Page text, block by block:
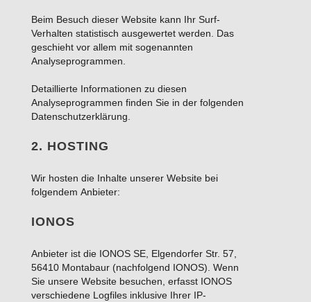
Beim Besuch dieser Website kann Ihr Surf-
Verhalten statistisch ausgewertet werden. Das
geschieht vor allem mit sogenannten
Analyseprogrammen.
Detaillierte Informationen zu diesen
Analyseprogrammen finden Sie in der folgenden
Datenschutzerklärung.
2. HOSTING
Wir hosten die Inhalte unserer Website bei
folgendem Anbieter:
IONOS
Anbieter ist die IONOS SE, Elgendorfer Str. 57,
56410 Montabaur (nachfolgend IONOS). Wenn
Sie unsere Website besuchen, erfasst IONOS
verschiedene Logfiles inklusive Ihrer IP-